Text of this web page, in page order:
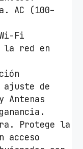
AC (100–
Fi
la red en
ajuste de
Antenas
Protege la
acceso